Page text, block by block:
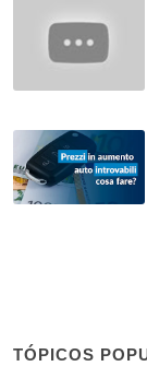
TÓPICOS